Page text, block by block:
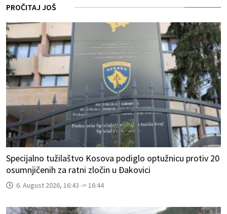
PROČITAJ JOŠ
Specijalno tužilaštvo Kosova podiglo optužnicu protiv 20
osumnjičenih za ratni zločin u Đakovici
6. August 2026, 16:43 -> 16:44